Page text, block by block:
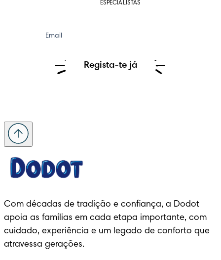
ESPECIALISTAS
Email
Regista-te já
Com décadas de tradição e confiança, a Dodot
apoia as famílias em cada etapa importante, com
cuidado, experiência e um legado de conforto que
atravessa gerações.